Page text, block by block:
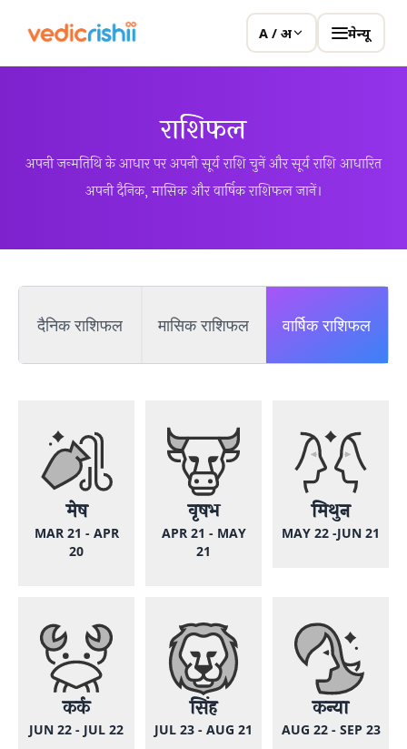
A / अ मेन्यू
राशिफल
अपनी जन्मतिथि के आधार पर अपनी सूर्य राशि चुनें और सूर्य राशि आधारित
अपनी दैनिक, मासिक और वार्षिक राशिफल जानें।
दैनिक राशिफल मासिक राशिफल वार्षिक राशिफल
मेष
MAR 21 - APR
20
वृषभ
APR 21 - MAY
21
मिथुन
MAY 22 -JUN 21
कर्क
JUN 22 - JUL 22
सिंह
JUL 23 - AUG 21
कन्या
AUG 22 - SEP 23